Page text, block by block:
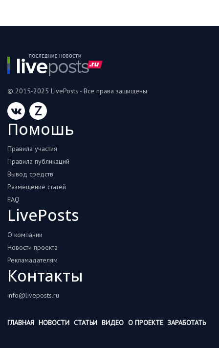
© 2015-2025 LivePosts - Все права защищены.
Z
Помошь
Правила участия
Правила публикаций
Вывод средств
Размещение статей
FAQ
LivePosts
О компании
Новости проекта
Рекламадателям
Контакты
info@liveposts.ru
ГЛАВНАЯ НОВОСТИ СТАТЬИ ВИДЕО О ПРОЕКТЕ ЗАРАБОТАТЬ